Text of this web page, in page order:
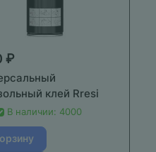
₽
клей Rresi
В наличии: 4000